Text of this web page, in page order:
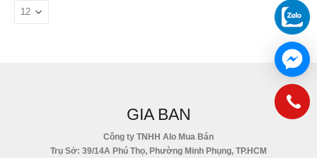
GIA BAN
Công ty TNHH Alo Mua Bán
Trụ Sở: 39/14A Phú Thọ, Phường Minh Phụng, TP.HCM